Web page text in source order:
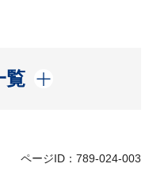
覧
ページID：789-024-003